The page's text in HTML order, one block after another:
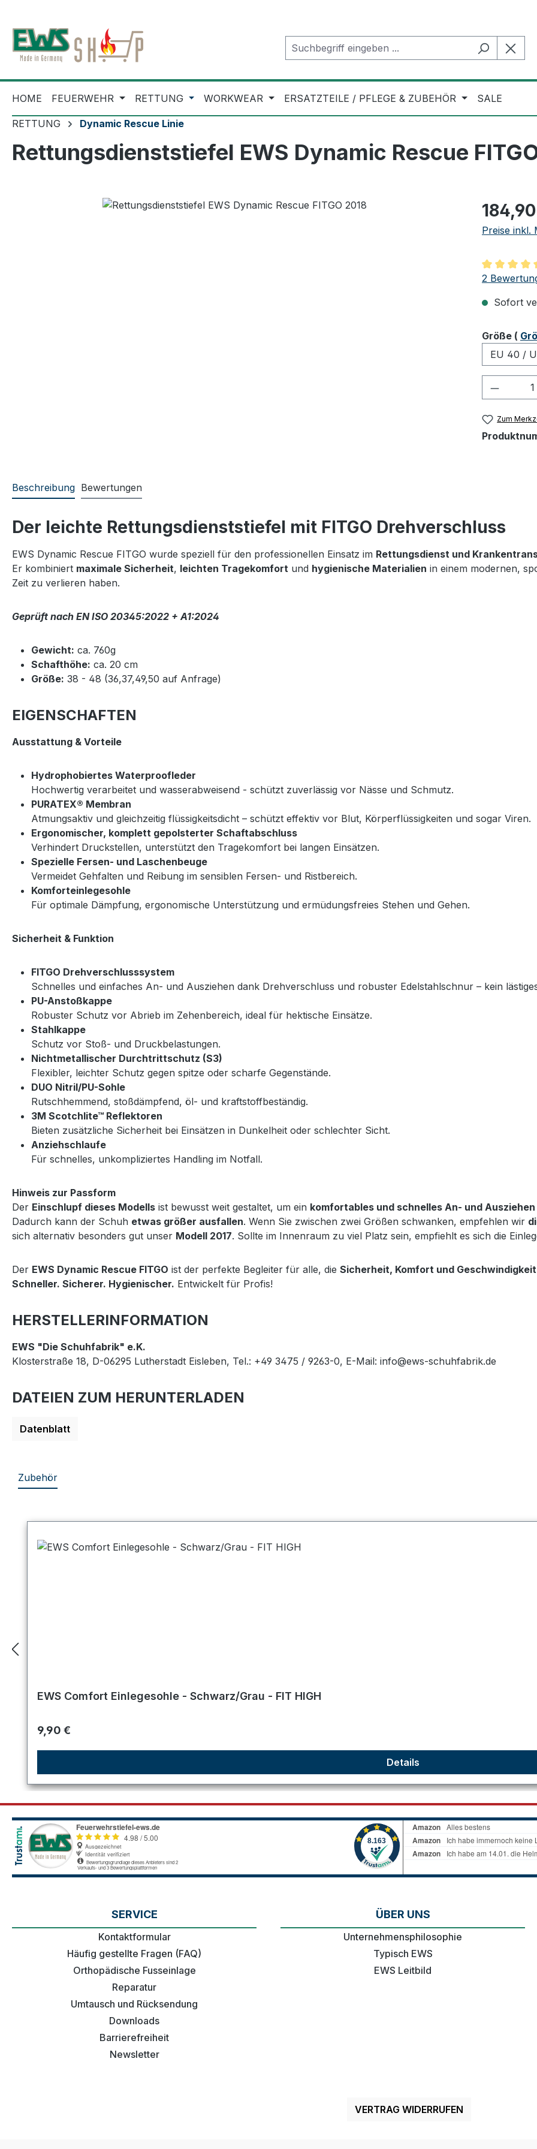
HOME FEUERWEHR RETTUNG WORKWEAR ERSATZTEILE / PFLEGE & ZUBEHÖR SALE
RETTUNG Dynamic Rescue Linie
Rettungsdienststiefel EWS Dynamic Rescue
Regulärer
Preise inkl.
2
Sofort
Größe (
Zum
Beschreibung Bewertungen
Der leichte Rettungsdienststiefel mit FITGO Drehverschluss
EWS Dynamic Rescue FITGO wurde speziell für den professionellen Einsatz im Rettungsdienst und
Er kombiniert maximale Sicherheit, leichten Tragekomfort und hygienische Materialien in einem modernen,
Zeit zu verlieren haben.
Geprüft nach EN ISO 20345:2022 + A1:2024
Gewicht: ca. 760g
Schafthöhe: ca. 20 cm
Größe: 38 - 48 (36,37,49,50 auf Anfrage)
EIGENSCHAFTEN
Ausstattung & Vorteile
Hydrophobiertes Waterproofleder
Hochwertig verarbeitet und wasserabweisend - schützt zuverlässig vor Nässe und Schmutz.
PURATEX® Membran
Atmungsaktiv und gleichzeitig flüssigkeitsdicht – schützt effektiv vor Blut, Körperflüssigkeiten und sogar Viren.
Ergonomischer, komplett gepolsterter Schaftabschluss
Verhindert Druckstellen, unterstützt den Tragekomfort bei langen Einsätzen.
Spezielle Fersen- und Laschenbeuge
Vermeidet Gehfalten und Reibung im sensiblen Fersen- und Ristbereich.
Komforteinlegesohle
Für optimale Dämpfung, ergonomische Unterstützung und ermüdungsfreies Stehen und Gehen.
Sicherheit & Funktion
FITGO Drehverschlusssystem
Schnelles und einfaches An- und Ausziehen dank Drehverschluss und robuster Edelstahlschnur – kein
PU-Anstoßkappe
Robuster Schutz vor Abrieb im Zehenbereich, ideal für hektische Einsätze.
Stahlkappe
Schutz vor Stoß- und Druckbelastungen.
Nichtmetallischer Durchtrittschutz (S3)
Flexibler, leichter Schutz gegen spitze oder scharfe Gegenstände.
DUO Nitril/PU-Sohle
Rutschhemmend, stoßdämpfend, öl- und kraftstoffbeständig.
3M Scotchlite™ Reflektoren
Bieten zusätzliche Sicherheit bei Einsätzen in Dunkelheit oder schlechter Sicht.
Anziehschlaufe
Für schnelles, unkompliziertes Handling im Notfall.
Hinweis zur Passform
Der Einschlupf dieses Modells ist bewusst weit gestaltet, um ein komfortables und schnelles An- und Ausziehen
Dadurch kann der Schuh etwas größer ausfallen. Wenn Sie zwischen zwei Größen schwanken, empfehlen wir
sich alternativ besonders gut unser Modell 2017. Sollte im Innenraum zu viel Platz sein, empfiehlt es sich die
Der EWS Dynamic Rescue FITGO ist der perfekte Begleiter für alle, die Sicherheit, Komfort und Geschwindigkeit
Schneller. Sicherer. Hygienischer. Entwickelt für Profis!
HERSTELLERINFORMATION
EWS "Die Schuhfabrik" e.K.
Klosterstraße 18, D-06295 Lutherstadt Eisleben, Tel.: +49 3475 / 9263-0, E-Mail: info@ews-schuhfabrik.de
DATEIEN ZUM HERUNTERLADEN
Datenblatt
Zubehör
EWS Comfort Einlegesohle - Schwarz/Grau - FIT HIGH
Regulärer Preis:
9,90 €
Details
SERVICE
Kontaktformular
Häufig gestellte Fragen (FAQ)
Orthopädische Fusseinlage
Reparatur
Umtausch und Rücksendung
Downloads
Barrierefreiheit
Newsletter
ÜBER UNS
Unternehmensphilosophie
Typisch EWS
EWS Leitbild
VERTRAG WIDERRUFEN